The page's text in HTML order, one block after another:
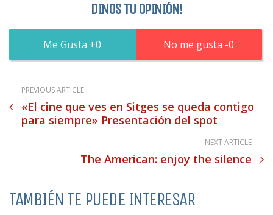
DINOS TU OPINIÓN!
0 0
PREVIOUS ARTICLE
«El cine que ves en Sitges se queda contigo
para siempre» Presentación del spot
NEXT ARTICLE
The American: enjoy the silence
TAMBIÉN TE PUEDE INTERESAR